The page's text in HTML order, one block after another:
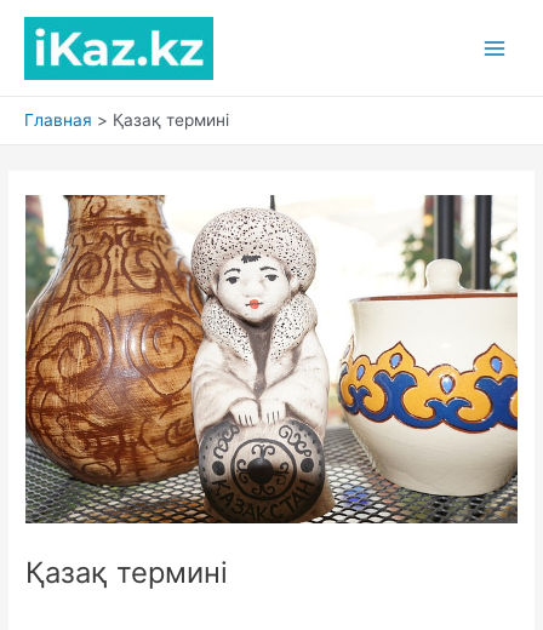
содержимому
Главная Қазақ термині
Қазақ термині